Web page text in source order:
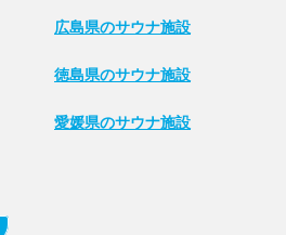
広島県のサウナ施設
徳島県のサウナ施設
愛媛県のサウナ施設